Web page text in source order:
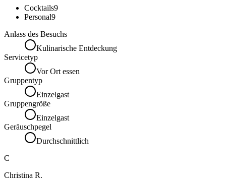
Cocktails9
Personal9
Anlass des Besuchs
Kulinarische Entdeckung
Servicetyp
Vor Ort essen
Gruppentyp
Einzelgast
Gruppengröße
Einzelgast
Geräuschpegel
Durchschnittlich
C
Christina R.